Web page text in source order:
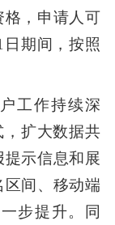
格，申请人可
日期间，按照
工作持续深
，扩大数据共
示信息和展
区间、移动端
步提升。同